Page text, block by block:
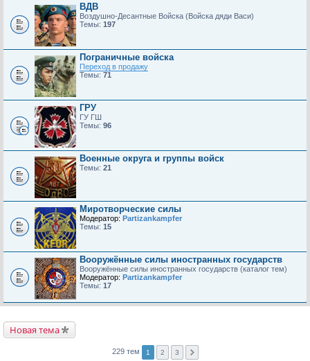
ВДВ
Воздушно-Десантные Войска (Войска дяди Васи)
Темы: 197
Пограничные войска
Переход в продажу
Темы: 71
ГРУ
ГУ ГШ
Темы: 96
Военные округа и группы войск
Темы: 21
Миротворческие силы
Модератор: Partizankampfer
Темы: 15
Вооружённые силы иностранных государств
Вооружённые силы иностранных государств (каталог тем)
Модератор: Partizankampfer
Темы: 17
Новая тема
229 тем 1 2 3